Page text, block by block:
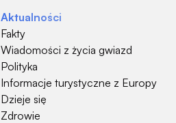
Aktualności
Fakty
Wiadomości z życia gwiazd
Polityka
Informacje turystyczne z Europy
Dzieje się
Zdrowie